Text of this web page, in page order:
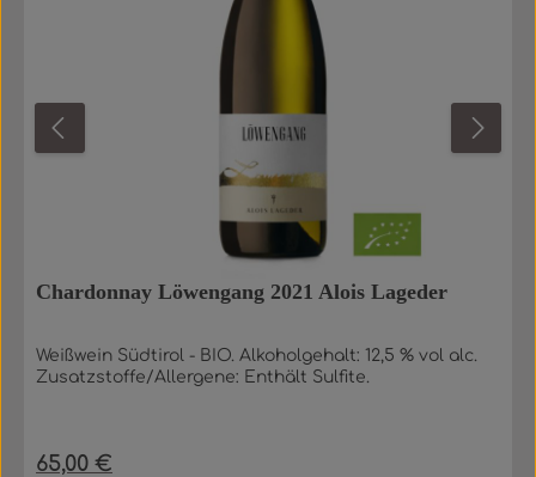
Chardonnay Löwengang 2021 Alois Lageder
Weißwein Südtirol - BIO. Alkoholgehalt: 12,5 % vol alc.
Zusatzstoffe/Allergene: Enthält Sulfite.
Regulärer Preis:
65,00 €